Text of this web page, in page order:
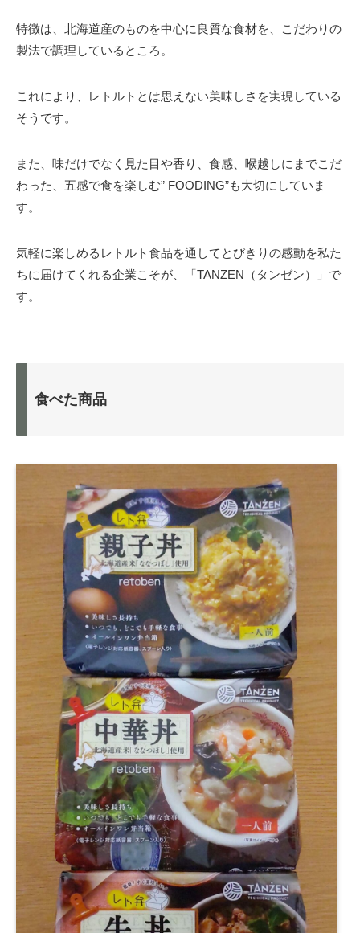
特徴は、北海道産のものを中心に良質な食材を、こだわりの
製法で調理しているところ。
これにより、レトルトとは思えない美味しさを実現している
そうです。
また、味だけでなく見た目や香り、食感、喉越しにまでこだ
わった、五感で食を楽しむ” FOODING”も大切にしていま
す。
気軽に楽しめるレトルト食品を通してとびきりの感動を私た
ちに届けてくれる企業こそが、「TANZEN（タンゼン）」で
す。
食べた商品